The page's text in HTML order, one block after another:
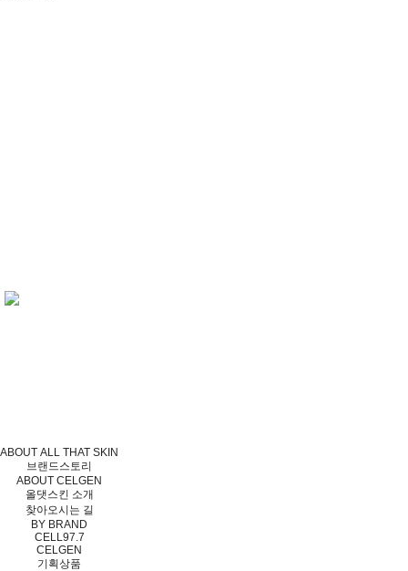
ABOUT ALL THAT SKIN
브랜드스토리
ABOUT CELGEN
올댓스킨 소개
찾아오시는 길
BY BRAND
CELL97.7
CELGEN
기획상품